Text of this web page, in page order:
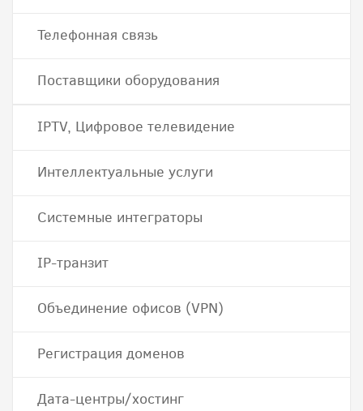
Телефонная связь
Поставщики оборудования
IPTV, Цифровое телевидение
Интеллектуальные услуги
Системные интеграторы
IP-транзит
Объединение офисов (VPN)
Регистрация доменов
Дата-центры/хостинг